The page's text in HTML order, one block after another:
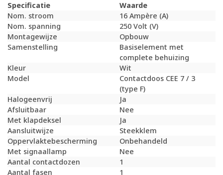
Specificatie
Waarde
Nom. stroom
16 Ampère (A)
Nom. spanning
250 Volt (V)
Montagewijze
Opbouw
Samenstelling
Basiselement met
complete behuizing
Kleur
Wit
Model
Contactdoos CEE 7 / 3
(type F)
Halogeenvrij
Ja
Afsluitbaar
Nee
Met klapdeksel
Ja
Aansluitwijze
Steekklem
Oppervlaktebescherming
Onbehandeld
Met signaallamp
Nee
Aantal contactdozen
1
Aantal fasen
1